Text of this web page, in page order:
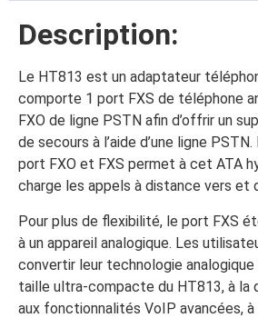
Description:
Le HT813 est un adaptateur
comporte 1 port FXS de téléphone
FXO de ligne PSTN afin d’offrir un
de secours à l’aide d’une ligne PSTN.
port FXO et FXS permet à cet ATA
charge les appels à distance vers et
Pour plus de flexibilité, le port FXS
à un appareil analogique. Les
convertir leur technologie analogique
taille ultra-compacte du HT813, à la
aux fonctionnalités VoIP avancées,